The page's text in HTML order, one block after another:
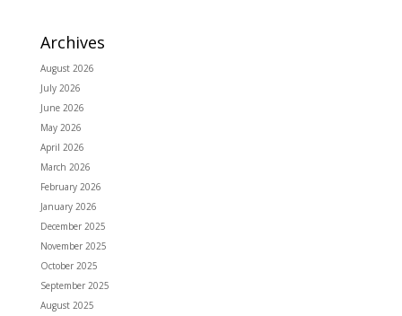
Archives
August 2026
July 2026
June 2026
May 2026
April 2026
March 2026
February 2026
January 2026
December 2025
November 2025
October 2025
September 2025
August 2025